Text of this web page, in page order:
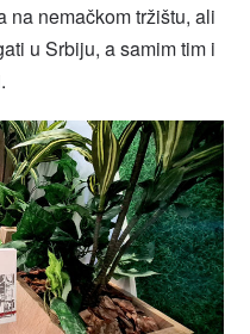
na nemačkom tržištu, ali
u Srbiju, a samim tim i